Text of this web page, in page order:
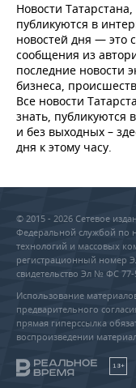
Новости
публикуются в
новостей дня —
сообщения из
последние новости
бизнеса,
Все новости
знать, публикуются
и без выходных –
дня к этому часу.
© 2015 - 2026 Сетевое
Федеральной службой по
технологий и массовых
регистрационный номер
свидетельство Эл № ФС 77-
Использование
предварительного
прямая гиперссылка
воспроизведении
18+